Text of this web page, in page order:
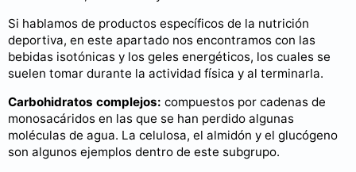
Si hablamos de productos específicos de la nutrición
deportiva, en este apartado nos encontramos con las
bebidas isotónicas y los geles energéticos, los cuales se
suelen tomar durante la actividad física y al terminarla.
Carbohidratos complejos: compuestos por cadenas de
monosacáridos en las que se han perdido algunas
moléculas de agua. La celulosa, el almidón y el glucógeno
son algunos ejemplos dentro de este subgrupo.